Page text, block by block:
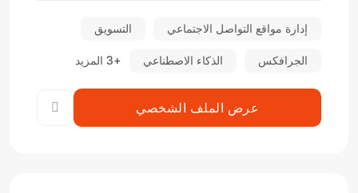
إدارة مواقع التواصل الاجتماعي التسويق
الجرافكس الذكاء الاصطناعي +3 المزيد
عرض الملف الشخصي